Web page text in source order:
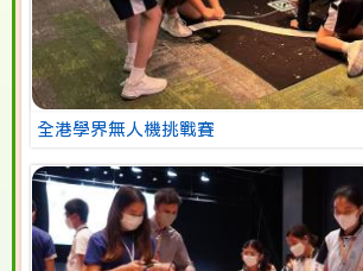
全港學界無人機挑戰賽